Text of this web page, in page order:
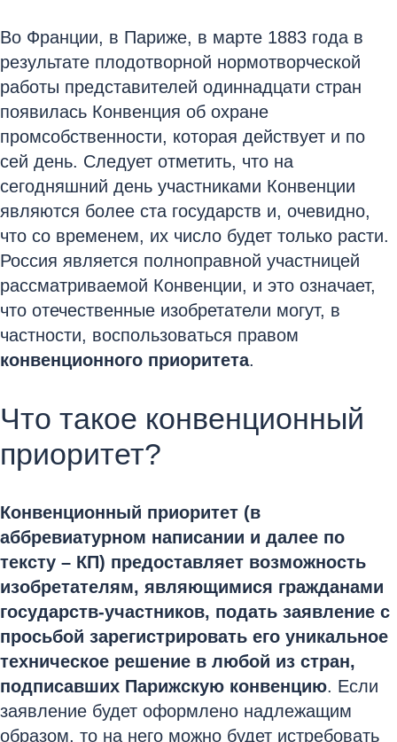
Во Франции, в Париже, в марте 1883 года в
результате плодотворной нормотворческой
работы представителей одиннадцати стран
появилась Конвенция об охране
промсобственности, которая действует и по
сей день. Следует отметить, что на
сегодняшний день участниками Конвенции
являются более ста государств и, очевидно,
что со временем, их число будет только расти.
Россия является полноправной участницей
рассматриваемой Конвенции, и это означает,
что отечественные изобретатели могут, в
частности, воспользоваться правом
конвенционного приоритета.
Что такое конвенционный
приоритет?
Конвенционный приоритет (в
аббревиатурном написании и далее по
тексту – КП) предоставляет возможность
изобретателям, являющимися гражданами
государств-участников, подать заявление с
просьбой зарегистрировать его уникальное
техническое решение в любой из стран,
подписавших Парижскую конвенцию. Если
заявление будет оформлено надлежащим
образом, то на него можно будет истребовать